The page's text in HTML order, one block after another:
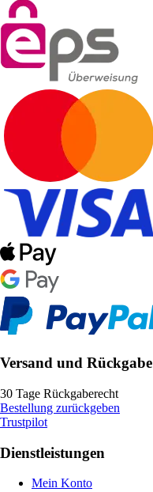
Versand und Rückgabe
30 Tage Rückgaberecht
Bestellung zurückgeben
Trustpilot
Dienstleistungen
Mein Konto